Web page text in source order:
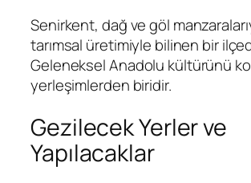
Senirkent, dağ ve göl
tarımsal üretimiyle bilinen bir
Geleneksel Anadolu kültürünü
yerleşimlerden biridir.
Gezilecek Yerler ve
Yapılacaklar